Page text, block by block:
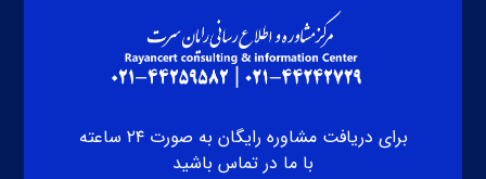
برای دریافت مشاوره رایگان به صورت ۲۴ ساعته
با ما در تماس باشید